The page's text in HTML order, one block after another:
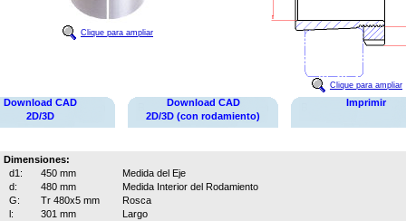
Clique para ampliar
Clique para ampliar
Download CAD
2D/3D
Download CAD
2D/3D (con rodamiento)
Imprimir
Dimensiones:
d1:
450 mm
Medida del Eje
d:
480 mm
Medida Interior del Rodamiento
G:
Tr 480x5 mm
Rosca
l:
301 mm
Largo